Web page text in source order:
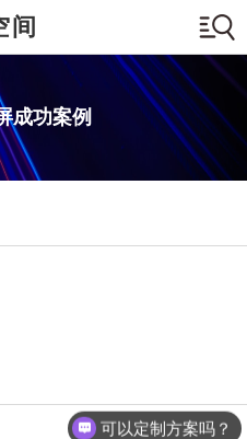
间
成功案例
可以定制方案吗？